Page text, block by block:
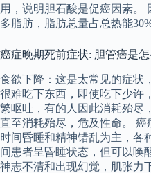
用，说明胆石酸是促癌因素。
多脂肪，脂肪总量占总热能
癌症晚期死前症状: 胆管癌是
食欲下降：这是太常见的症状
很难吃下东西，即使吃下少许
繁呕吐，有的人因此消耗殆尽
直至消耗殆尽，危及性命。
时间昏睡和精神错乱为主，各
间患者呈昏睡状态，但可以唤
神志不清和出现幻觉，肌张力